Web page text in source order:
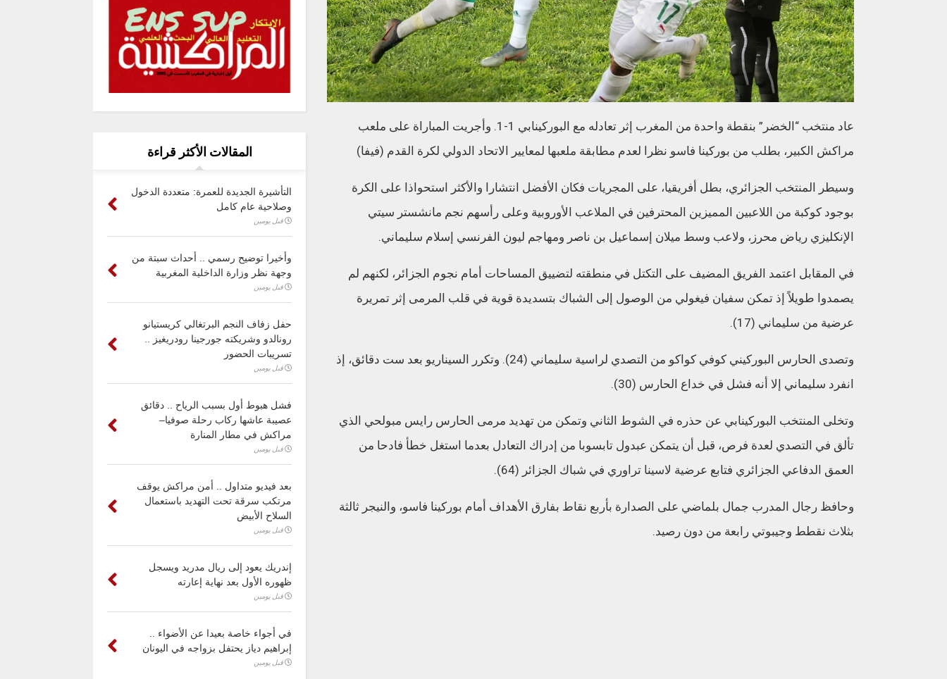
عاد منتخب “الخضر” بنقطة واحدة من المغرب إثر تعادله مع البوركينابي 1-1. وأجريت المباراة على ملعب
مراكش الكبير، بطلب من بوركينا فاسو نظرا لعدم مطابقة ملعبها لمعايير الاتحاد الدولي لكرة القدم (فيفا)
وسيطر المنتخب الجزائري، بطل أفريقيا، على المجريات فكان الأفضل انتشارا والأكثر استحواذا على الكرة
بوجود كوكبة من اللاعبين المميزين المحترفين في الملاعب الأوروبية وعلى رأسهم نجم مانشستر سيتي
الإنكليزي رياض محرز، ولاعب وسط ميلان إسماعيل بن ناصر ومهاجم ليون الفرنسي إسلام سليماني.
في المقابل اعتمد الفريق المضيف على التكتل في منطقته لتضييق المساحات أمام نجوم الجزائر، لكنهم لم
يصمدوا طويلاً إذ تمكن سفيان فيغولي من الوصول إلى الشباك بتسديدة قوية في قلب المرمى إثر تمريرة
عرضية من سليماني (17).
وتصدى الحارس البوركيني كوفي كواكو من التصدي لراسية سليماني (24). وتكرر السيناريو بعد ست دقائق، إذ
انفرد سليماني إلا أنه فشل في خداع الحارس (30).
وتخلى المنتخب البوركينابي عن حذره في الشوط الثاني وتمكن من تهديد مرمى الحارس رايس مبولحي الذي
تألق في التصدي لعدة فرص، قبل أن يتمكن عبدول تابسوبا من إدراك التعادل بعدما استغل خطأ فادحا من
العمق الدفاعي الجزائري فتابع عرضية لاسينا تراوري في شباك الجزائر (64).
وحافظ رجال المدرب جمال بلماضي على الصدارة بأربع نقاط بفارق الأهداف أمام بوركينا فاسو، والنيجر ثالثة
بثلاث نقطط وجيبوتي رابعة من دون رصيد.
المقالات الأكثر قراءة
التأشيرة الجديدة للعمرة: متعددة الدخول
وصلاحية عام كامل
قبل يومين
وأخيرا توضيح رسمي .. أحداث سبتة من
وجهة نظر وزارة الداخلية المغربية
قبل يومين
حفل زفاف النجم البرتغالي كريستيانو
رونالدو وشريكته جورجينا رودريغيز ..
تسريبات الحضور
قبل يومين
فشل هبوط أول بسبب الرياح .. دقائق
عصيبة عاشها ركاب رحلة صوفيا–
مراكش في مطار المنارة
قبل يومين
بعد فيديو متداول .. أمن مراكش يوقف
مرتكب سرقة تحت التهديد باستعمال
السلاح الأبيض
قبل يومين
إندريك يعود إلى ريال مدريد ويسجل
ظهوره الأول بعد نهاية إعارته
قبل يومين
في أجواء خاصة بعيدا عن الأضواء ..
إبراهيم دياز يحتفل بزواجه في اليونان
قبل يومين